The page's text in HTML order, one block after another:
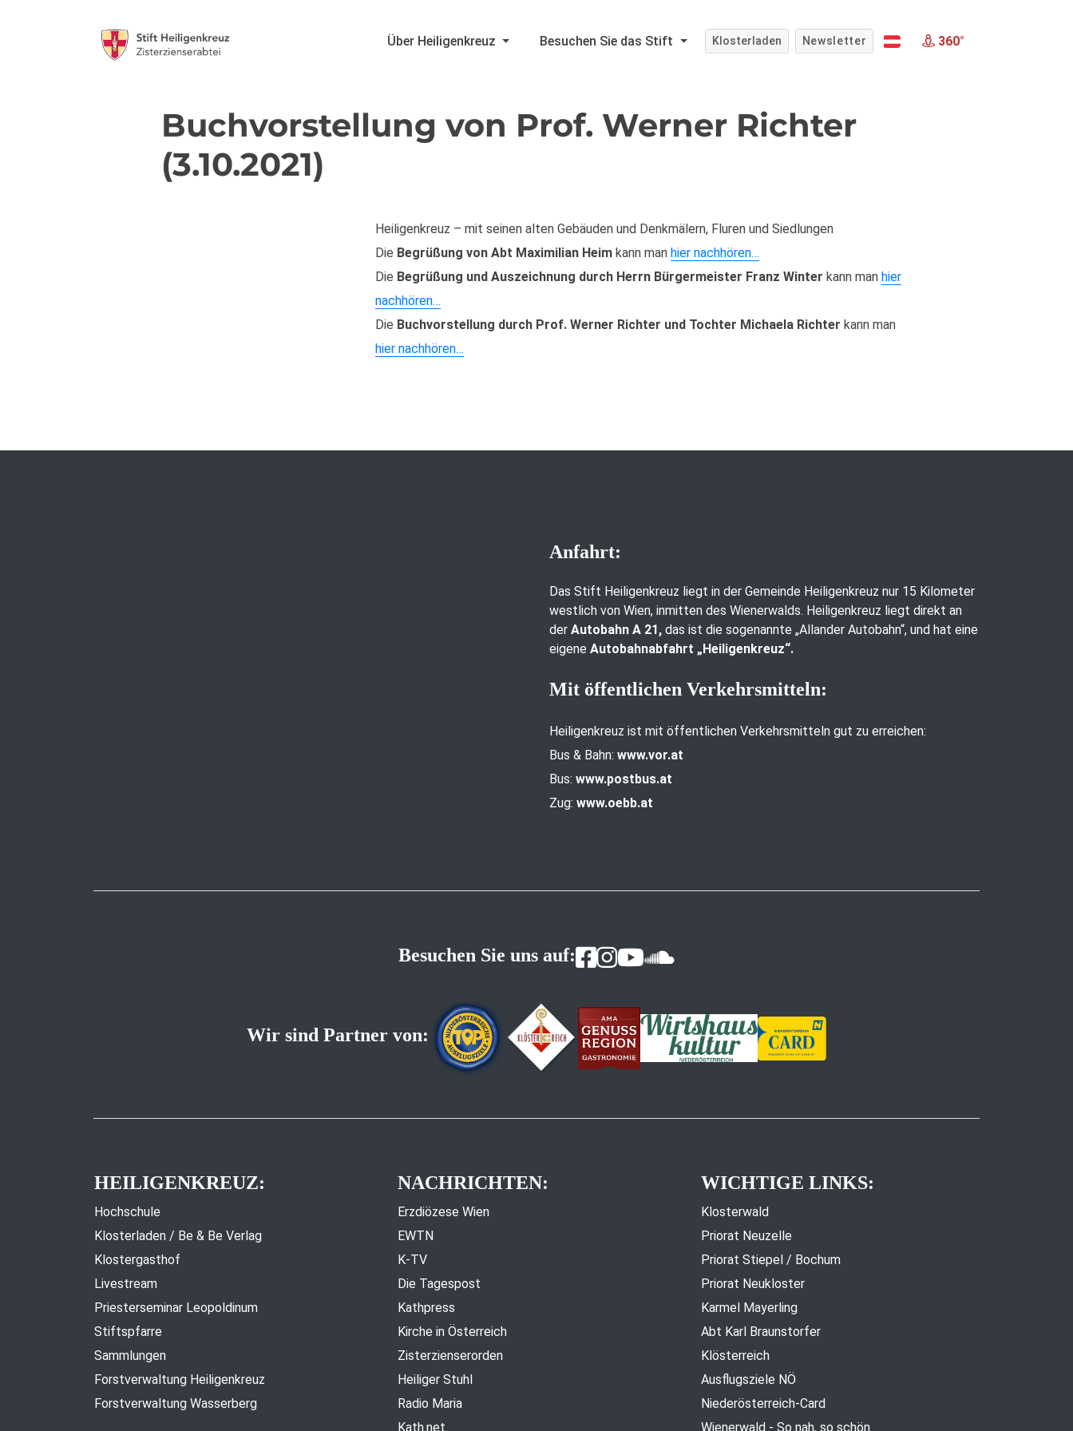
Über Heiligenkreuz Besuchen Sie das Stift Klosterladen Newsletter 360°
Buchvorstellung von Prof. Werner Richter
(3.10.2021)
Heiligenkreuz – mit seinen alten Gebäuden und Denkmälern, Fluren und Siedlungen
Die Begrüßung von Abt Maximilian Heim kann manhier nachhören…
Die Begrüßung und Auszeichnung durch Herrn Bürgermeister Franz Winter kann manhier
nachhören…
Die Buchvorstellung durch Prof. Werner Richter und Tochter Michaela Richter kann man
hier nachhören…
Anfahrt:
Das Stift Heiligenkreuz liegt in der Gemeinde Heiligenkreuz nur 15 Kilometer
westlich von Wien, inmitten des Wienerwalds. Heiligenkreuz liegt direkt an
der Autobahn A 21, das ist die sogenannte „Allander Autobahn“, und hat eine
eigene Autobahnabfahrt „Heiligenkreuz“.
Mit öffentlichen Verkehrsmitteln:
Heiligenkreuz ist mit öffentlichen Verkehrsmitteln gut zu erreichen:
Bus & Bahn: www.vor.at
Bus: www.postbus.at
Zug: www.oebb.at
Besuchen Sie uns auf:
Wir sind Partner von:
HEILIGENKREUZ:
Hochschule
Klosterladen / Be & Be Verlag
Klostergasthof
Livestream
Priesterseminar Leopoldinum
Stiftspfarre
Sammlungen
Forstverwaltung Heiligenkreuz
Forstverwaltung Wasserberg
NACHRICHTEN:
Erzdiözese Wien
EWTN
K-TV
Die Tagespost
Kathpress
Kirche in Österreich
Zisterzienserorden
Heiliger Stuhl
Radio Maria
Kath.net
WICHTIGE LINKS:
Klosterwald
Priorat Neuzelle
Priorat Stiepel / Bochum
Priorat Neukloster
Karmel Mayerling
Abt Karl Braunstorfer
Klösterreich
Ausflugsziele NÖ
Niederösterreich-Card
Wienerwald - So nah, so schön